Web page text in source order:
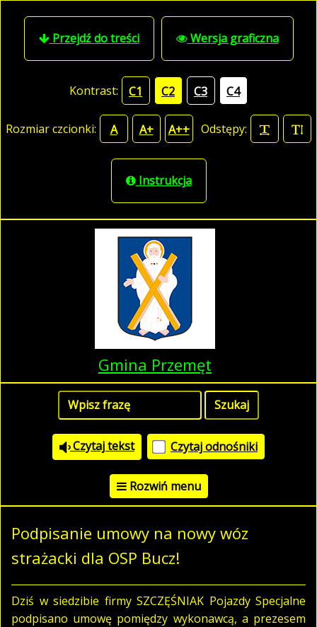
Przejdź do treści Wersja graficzna
Kontrast: C1 C2 C3 C4
Rozmiar czcionki: A A+ A++ Odstępy:
Instrukcja
Gmina Przemęt
Czytaj tekst Czytaj odnośniki
Rozwiń menu
Podpisanie umowy na nowy wóz
strażacki dla OSP Bucz!
Dziś w siedzibie firmy SZCZĘŚNIAK Pojazdy Specjalne
podpisano umowę pomiędzy wykonawcą, a prezesem